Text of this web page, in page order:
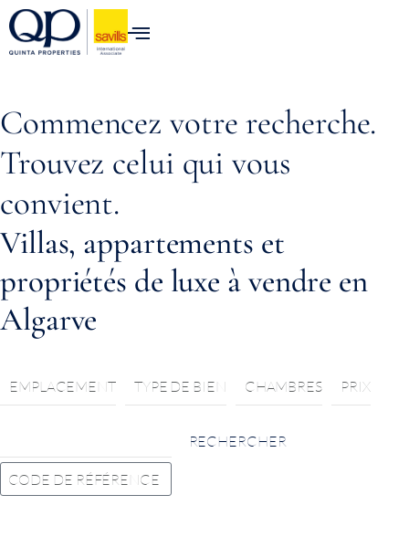
content
Commencez votre recherche.
Trouvez celui qui vous
convient.
Villas, appartements et
propriétés de luxe à vendre en
Algarve
EMPLACEMENT TYPE DE BIEN CHAMBRES PRIX
RECHERCHER